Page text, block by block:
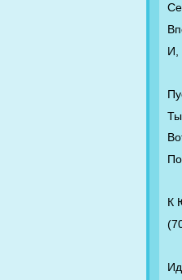
И,
К